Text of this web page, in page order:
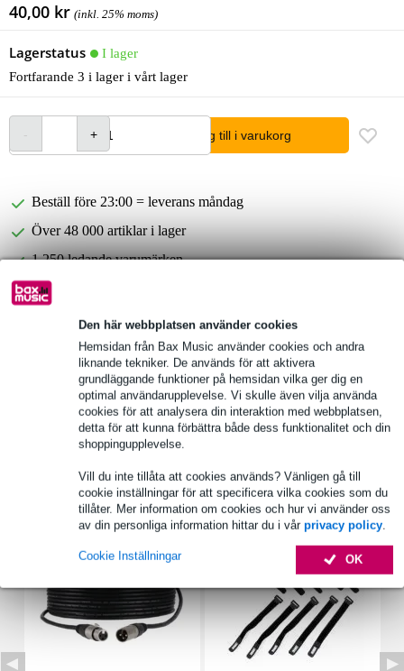
Den här webbplatsen använder cookies
Hemsidan från Bax Music använder cookies och andra
liknande tekniker. De används för att aktivera
grundläggande funktioner på hemsidan vilka ger dig en
optimal användarupplevelse. Vi skulle även vilja använda
cookies för att analysera din interaktion med webbplatsen,
detta för att kunna förbättra både dess funktionalitet och din
shoppingupplevelse.
Vill du inte tillåta att cookies används? Vänligen gå till
cookie inställningar för att specificera vilka cookies som du
tillåter. Mer information om cookies och hur vi använder oss
av din personliga information hittar du i vår privacy policy.
OK
Cookie Inställningar
40,00 kr (inkl. 25% moms)
Lagerstatus
I lager
Fortfarande 3 i lager i vårt lager
lägg till i varukorg
Beställ före 23:00 = leverans måndag
Över 48 000 artiklar i lager
1 250 ledande varumärken
Produktinformation
applikation: passiva högtalarfilter / delningsfilter
diameter: 10 mm
längd: 30 mm
Fullständiga specifikationer
Tillbehör (7)